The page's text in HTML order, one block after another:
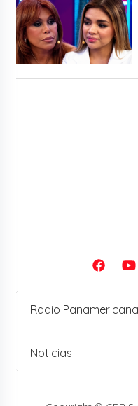
Radio Panamericana
Noticias